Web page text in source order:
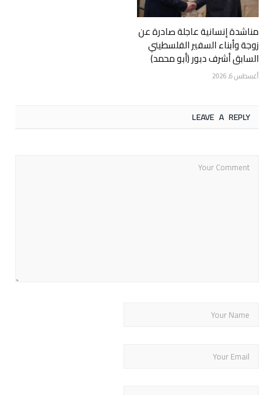
مناشدة إنسانية عاجلة صادرة عن
زوجة وأبناء السفير الفلسطيني
السابق أشرف دبور (أبو محمد)
أغسطس 6, 2026
LEAVE A REPLY